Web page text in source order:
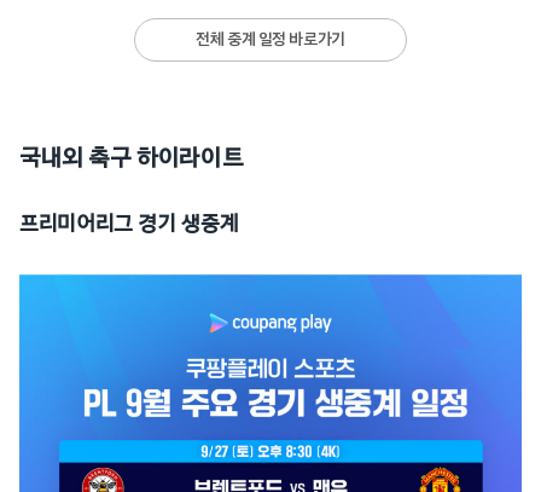
전체 중계 일정 바로가기
국내외 축구 하이라이트
프리미어리그 경기 생중계